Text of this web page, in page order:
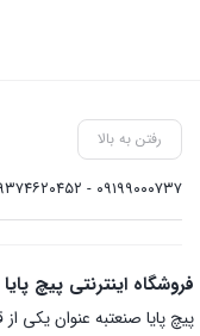
رفتن به بالا
۰۹۱۹۹۰۰۰۷۳۷ - ۰۹۳۷۴۶۲۰۴۵۲ - ۰۲۱۶۶۶۱۵۷۸۵
فروشگاه اینترنتی پیچ
پیچ پایا صنعتبه عنوان یکی